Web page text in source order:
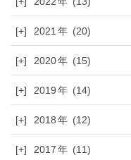
[+] 2021 (20)
[+] 2020 (15)
[+] 2019 (14)
[+] 2018 (12)
[+] 2017 (11)